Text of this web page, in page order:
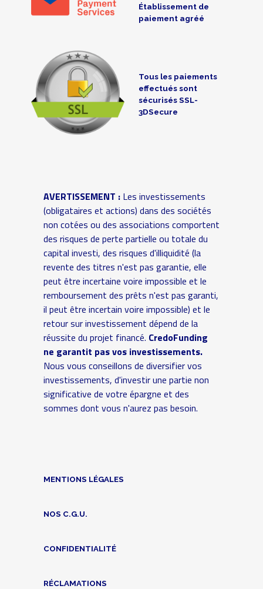
Établissement de
paiement agréé
Tous les paiements
effectués sont
sécurisés SSL-
3DSecure
AVERTISSEMENT :Les investissements
(obligataires et actions) dans des sociétés
non cotées ou des associations comportent
des risques de perte partielle ou totale du
capital investi, des risques d'illiquidité (la
revente des titres n'est pas garantie, elle
peut être incertaine voire impossible et le
remboursement des prêts n'est pas garanti,
il peut être incertain voire impossible) et le
retour sur investissement dépend de la
réussite du projet financé. CredoFunding
ne garantit pas vos investissements.
Nous vous conseillons de diversifier vos
investissements, d'investir une partie non
significative de votre épargne et des
sommes dont vous n'aurez pas besoin.
MENTIONS LÉGALES
NOS C.G.U.
CONFIDENTIALITÉ
RÉCLAMATIONS